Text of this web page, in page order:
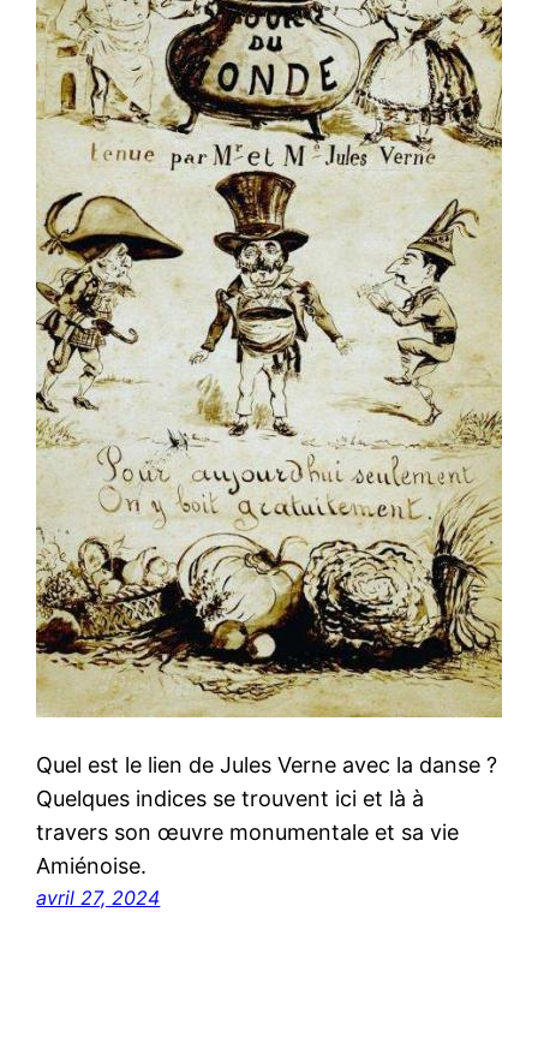
Quel est le lien de Jules Verne avec la danse ?
Quelques indices se trouvent ici et là à
travers son œuvre monumentale et sa vie
Amiénoise.
avril 27, 2024